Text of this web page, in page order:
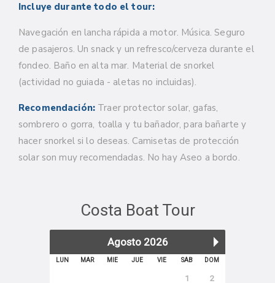
Incluye durante todo el tour:
Navegación en lancha rápida a motor. Música. Seguro
de pasajeros. Un snack y un refresco/cerveza durante el
fondeo. Baño en alta mar. Material de snorkel
(actividad no guiada - aletas no incluidas).
Recomendación:Traer protector solar, gafas,
sombrero o gorra, toalla y tu bañador, para bañarte y
hacer snorkel si lo deseas. Camisetas de protección
solar son muy recomendadas. No hay Aseo a bordo.